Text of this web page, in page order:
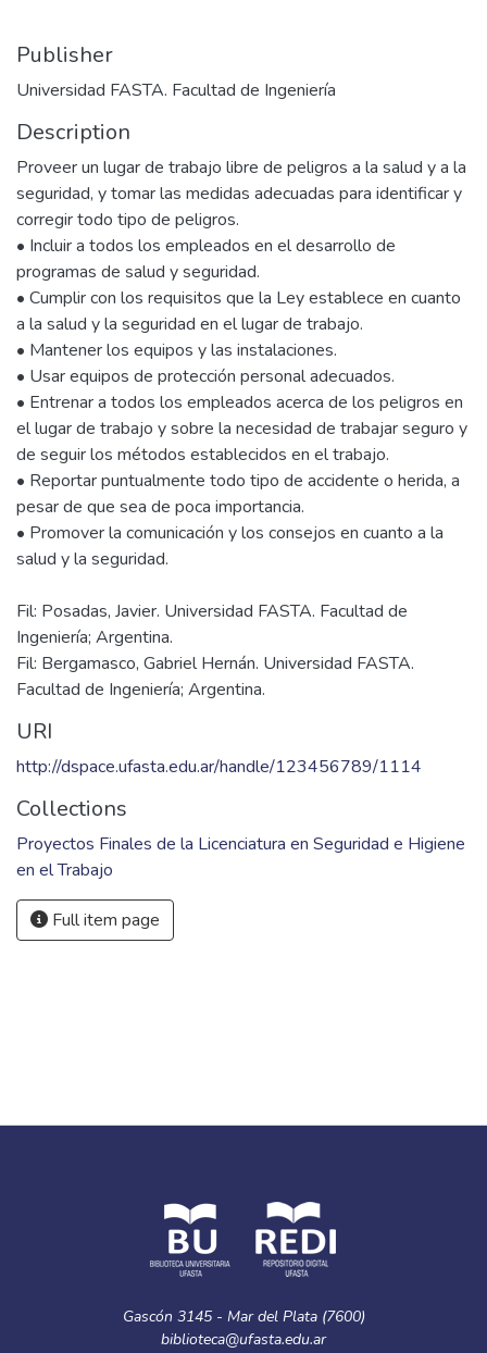
Publisher
Universidad FASTA. Facultad de Ingeniería
Description
Proveer un lugar de trabajo libre de peligros a la salud y a la
seguridad, y tomar las medidas adecuadas para identificar y
corregir todo tipo de peligros.
• Incluir a todos los empleados en el desarrollo de
programas de salud y seguridad.
• Cumplir con los requisitos que la Ley establece en cuanto
a la salud y la seguridad en el lugar de trabajo.
• Mantener los equipos y las instalaciones.
• Usar equipos de protección personal adecuados.
• Entrenar a todos los empleados acerca de los peligros en
el lugar de trabajo y sobre la necesidad de trabajar seguro y
de seguir los métodos establecidos en el trabajo.
• Reportar puntualmente todo tipo de accidente o herida, a
pesar de que sea de poca importancia.
• Promover la comunicación y los consejos en cuanto a la
Fil: Posadas, Javier. Universidad FASTA. Facultad de
Ingeniería; Argentina.
Fil: Bergamasco, Gabriel Hernán. Universidad FASTA.
Facultad de Ingeniería; Argentina.
URI
http://dspace.ufasta.edu.ar/handle/123456789/1114
Collections
Proyectos Finales de la Licenciatura en Seguridad e Higiene
en el Trabajo
Full item page
Gascón 3145 - Mar del Plata (7600)
biblioteca@ufasta.edu.ar